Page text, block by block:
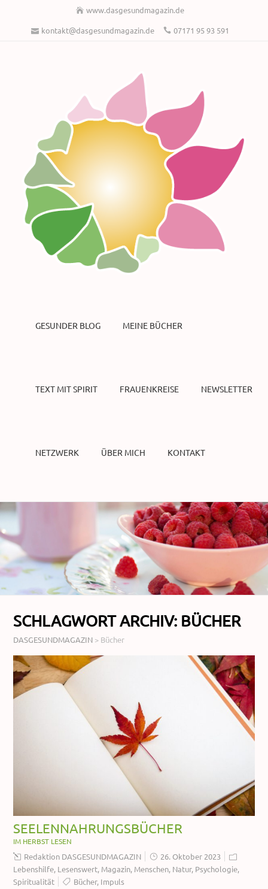
www.dasgesundmagazin.de
kontakt@dasgesundmagazin.de
07171 95 93 591
GESUNDER BLOG MEINE BÜCHER
TEXT MIT SPIRIT FRAUENKREISE NEWSLETTER
NETZWERK ÜBER MICH KONTAKT
SCHLAGWORT ARCHIV: BÜCHER
DASGESUNDMAGAZIN > Bücher
SEELENNAHRUNGSBÜCHER
IM HERBST LESEN
Redaktion DASGESUNDMAGAZIN
26. Oktober 2023
Lebenshilfe, Lesenswert, Magazin, Menschen, Natur, Psychologie,
Spiritualität
Bücher, Impuls